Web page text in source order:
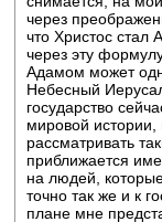
через
что Христос стал
через эту
Адамом может
Небесный
государство
мировой
рассматривать
приближается
на людей,
точно так же и к
плане мне